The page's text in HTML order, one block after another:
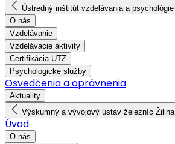
Ústredný inštitút vzdelávania a psychológie
O nás
Vzdelávanie
Vzdelávacie aktivity
Certifikácia UTZ
Psychologické služby
Osvedčenia a oprávnenia
Aktuality
Výskumný a vývojový ústav železníc Žilina
Úvod
O nás